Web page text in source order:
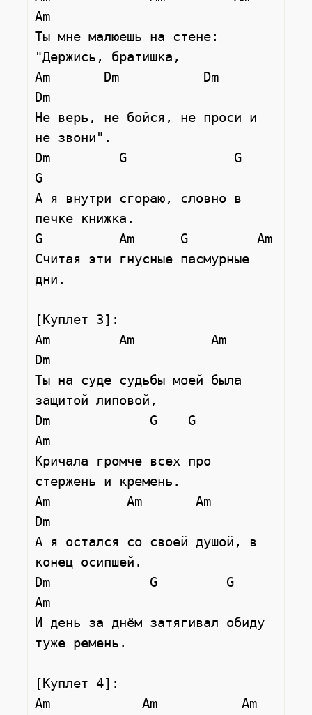
Am
Ты мне малюешь на стене:
"Держись, братишка,
Am       Dm           Dm
Dm
Не верь, не бойся, не проси и
не звони".
Dm         G              G
G
А я внутри сгораю, словно в
печке книжка.
G          Am      G         Am
Считая эти гнусные пасмурные
дни.
[Куплет 3]:
Am         Am          Am
Dm
Ты на суде судьбы моей была
защитой липовой,
Dm             G    G
Am
Кричала громче всех про
стержень и кремень.
Am          Am       Am
Dm
А я остался со своей душой, в
конец осипшей.
Dm             G         G
Am
И день за днём затягивал обиду
туже ремень.
[Куплет 4]:
Am            Am           Am